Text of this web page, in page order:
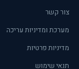
צור קשר
מערכת ומדיניות עריכה
מדיניות פרטיות
תנאי שימוש